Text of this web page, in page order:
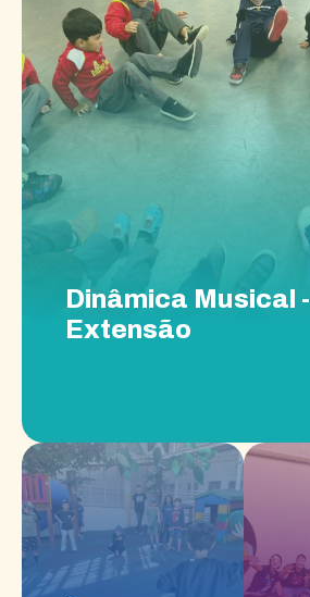
Dinâmica Musical -
Extensão